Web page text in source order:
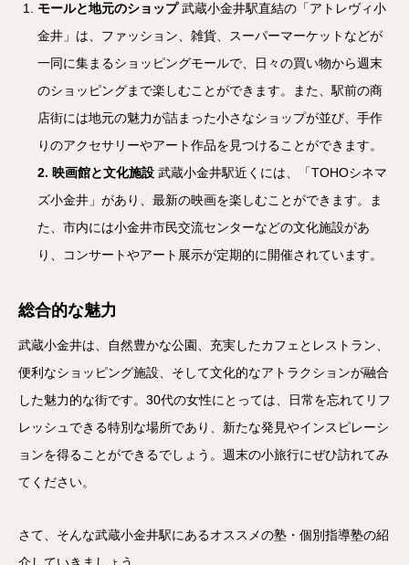
モールと地元のショップ武蔵小金井駅直結の「アトレヴィ小
金井」は、ファッション、雑貨、スーパーマーケットなどが
一同に集まるショッピングモールで、日々の買い物から週末
のショッピングまで楽しむことができます。また、駅前の商
店街には地元の魅力が詰まった小さなショップが並び、手作
りのアクセサリーやアート作品を見つけることができます。
2. 映画館と文化施設 武蔵小金井駅近くには、「TOHOシネマ
ズ小金井」があり、最新の映画を楽しむことができます。ま
た、市内には小金井市民交流センターなどの文化施設があ
り、コンサートやアート展示が定期的に開催されています。
総合的な魅力
武蔵小金井は、自然豊かな公園、充実したカフェとレストラン、
便利なショッピング施設、そして文化的なアトラクションが融合
した魅力的な街です。30代の女性にとっては、日常を忘れてリフ
レッシュできる特別な場所であり、新たな発見やインスピレーシ
ョンを得ることができるでしょう。週末の小旅行にぜひ訪れてみ
てください。
さて、そんな武蔵小金井駅にあるオススメの塾・個別指導塾の紹